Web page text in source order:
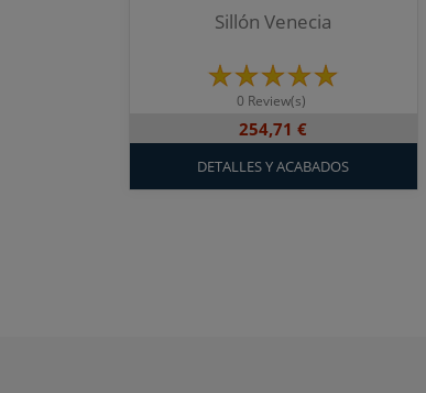
Sillón Venecia
0 Review(s)
254,71 €
DETALLES Y ACABADOS